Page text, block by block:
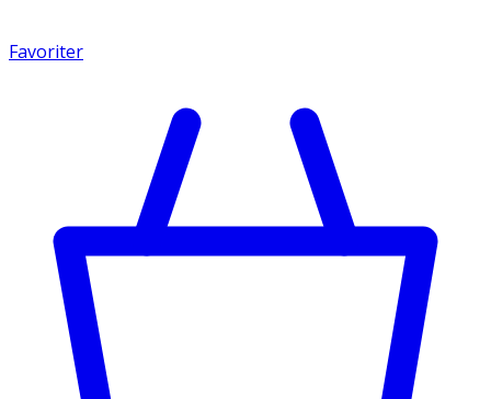
Favoriter